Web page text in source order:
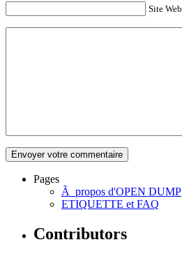
Site Web
Pages
Ã propos d'OPEN DUMP
ETIQUETTE et FAQ
Contributors